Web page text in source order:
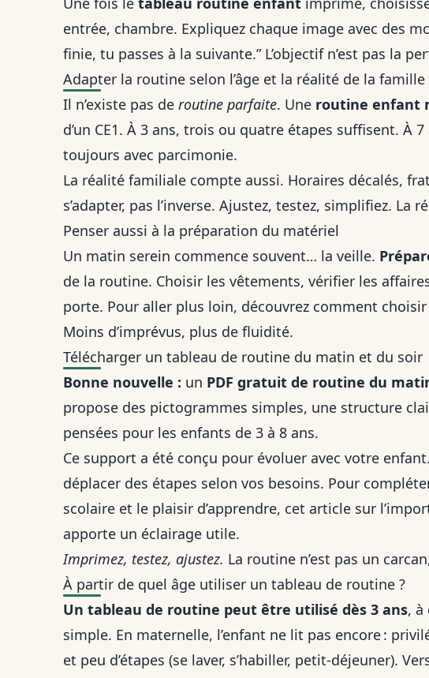
entrée, chambre. Expliquez chaque image avec des
finie, tu passes à la suivante.” L’objectif n’est pas la
Adapter la routine selon l’âge et la réalité de la famille
Il n’existe pas de routine parfaite. Une routine enfant
d’un CE1. À 3 ans, trois ou quatre étapes suffisent. À
toujours avec parcimonie.
La réalité familiale compte aussi. Horaires décalés,
s’adapter, pas l’inverse. Ajustez, testez, simplifiez.
Penser aussi à la préparation du matériel
Un matin serein commence souvent… la veille.
de la routine. Choisir les vêtements, vérifier les
porte. Pour aller plus loin, découvrez comment
Moins d’imprévus, plus de fluidité.
Télécharger un tableau de routine du matin et du soir
Bonne nouvelle : un PDF gratuit de routine du
propose des pictogrammes simples, une structure
pensées pour les enfants de 3 à 8 ans.
Ce support a été conçu pour évoluer avec votre
déplacer des étapes selon vos besoins. Pour
scolaire et le plaisir d’apprendre, cet article sur
apporte un éclairage utile.
Imprimez, testez, ajustez. La routine n’est pas un
À partir de quel âge utiliser un tableau de routine ?
Un tableau de routine peut être utilisé dès 3 ans, à
simple. En maternelle, l’enfant ne lit pas encore :
et peu d’étapes (se laver, s’habiller, petit-déjeuner).